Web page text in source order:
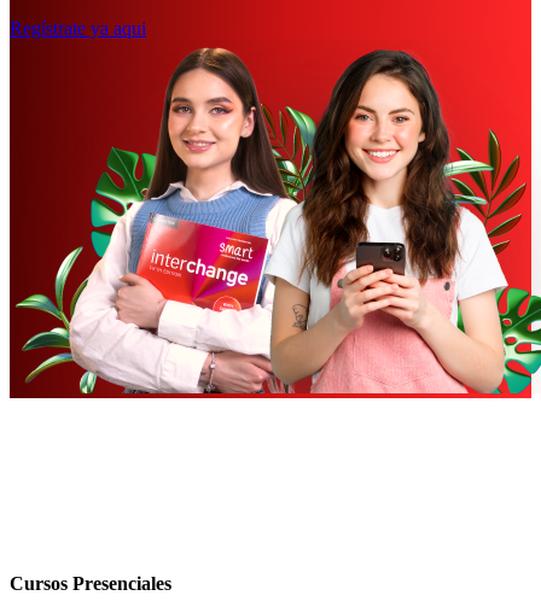
Regístrate ya aqui
Cursos Presenciales